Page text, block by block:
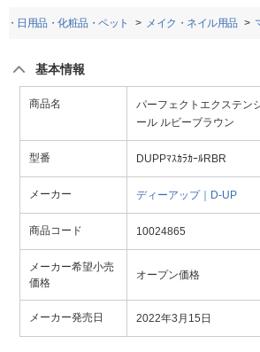
・日用品・化粧品・ペット メイク・ネイル用品
基本情報
商品名
パーフェクトエクステン
ール ルビーブラウン
型番 DUPPﾏｽｶﾗｶｰﾙRBR
メーカー ディーアップ｜D-UP
商品コード 10024865
メーカー希望小売
価格
オープン価格
メーカー発売日 2022年3月15日